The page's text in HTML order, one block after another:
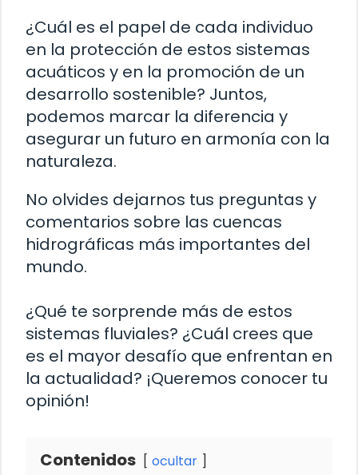
¿Cuál es el papel de cada individuo
en la protección de estos sistemas
acuáticos y en la promoción de un
desarrollo sostenible? Juntos,
podemos marcar la diferencia y
asegurar un futuro en armonía con la
naturaleza.
No olvides dejarnos tus preguntas y
comentarios sobre las cuencas
hidrográficas más importantes del
mundo.
¿Qué te sorprende más de estos
sistemas fluviales? ¿Cuál crees que
es el mayor desafío que enfrentan en
la actualidad? ¡Queremos conocer tu
opinión!
Contenidos ocultar